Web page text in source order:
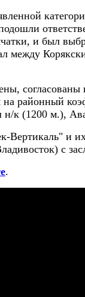
и был
между
районный
к (1200 м.),
Вертикаль"
с
.